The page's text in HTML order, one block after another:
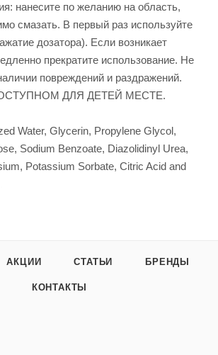
нанесите по желанию на область,
смазать. В первый раз используйте
дозатора). Если возникает
прекратите использование. Не
повреждений и раздражений.
ДЛЯ ДЕТЕЙ МЕСТЕ.
Water, Glycerin, Propylene Glycol,
Sodium Benzoate, Diazolidinyl Urea,
Potassium Sorbate, Citric Acid and
АКЦИИ СТАТЬИ БРЕНДЫ
КОНТАКТЫ